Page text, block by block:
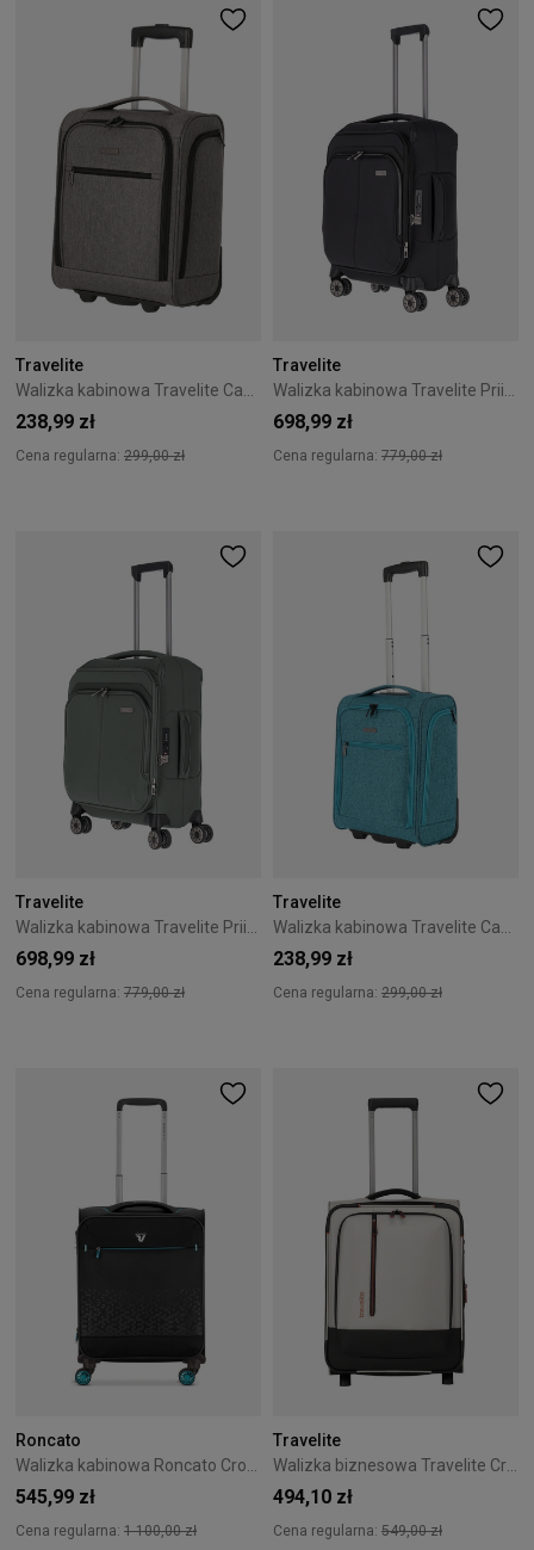
Travelite
Walizka kabinowa Travelite Cabin 43 cm mała szara
238,99 zł
Cena regularna: 299,00 zł
Travelite
Walizka kabinowa Travelite Priima 55 cm czarna
698,99 zł
Cena regularna: 779,00 zł
Travelite
Walizka kabinowa Travelite Priima 55 cm zielona
698,99 zł
Cena regularna: 779,00 zł
Travelite
Walizka kabinowa Travelite Cabin 43 cm mała niebieska
238,99 zł
Cena regularna: 299,00 zł
Roncato
545,99 zł
Cena regularna: 1 100,00 zł
Travelite
494,10 zł
Cena regularna: 549,00 zł